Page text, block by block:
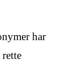
har